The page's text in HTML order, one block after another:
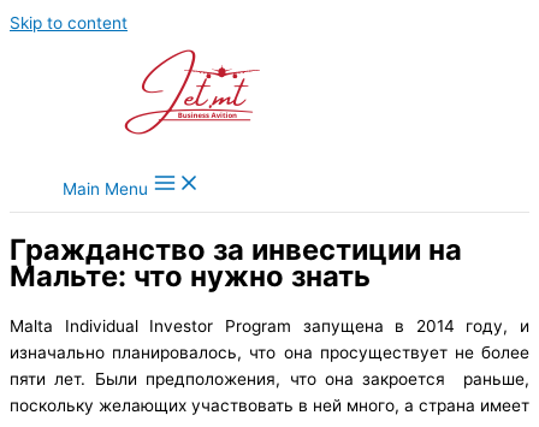
Skip to content
Main Menu
Гражданство за инвестиции на
Мальте: что нужно знать
Malta Individual Investor Program запущена в 2014 году, и
изначально планировалось, что она просуществует не более
пяти лет. Были предположения, что она закроется раньше,
поскольку желающих участвовать в ней много, а страна имеет